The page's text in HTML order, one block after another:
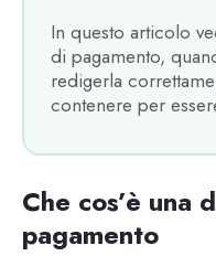
In questo articolo
di pagamento,
redigerla
contenere per
Che cos’è una
pagamento